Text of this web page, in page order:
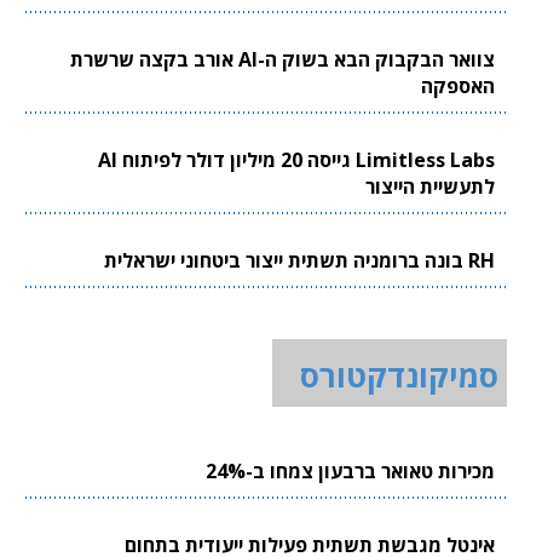
צוואר הבקבוק הבא בשוק ה-AI אורב בקצה שרשרת
האספקה
Limitless Labs גייסה 20 מיליון דולר לפיתוח AI
לתעשיית הייצור
RH בונה ברומניה תשתית ייצור ביטחוני ישראלית
סמיקונדקטורס
מכירות טאואר ברבעון צמחו ב-24%
אינטל מגבשת תשתית פעילות ייעודית בתחום